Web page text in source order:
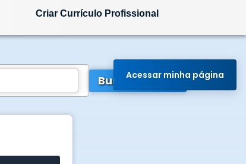
Criar Currículo Profissional
Buscar Vagas
Acessar minha página